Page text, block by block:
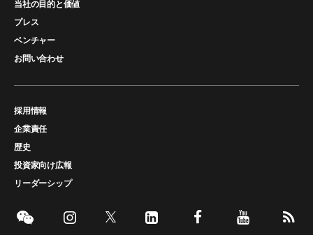
当社の目的と価値
プレス
ベンチャー
お問い合わせ
採用情報
企業責任
歴史
投資家向け広報
リーダーシップ